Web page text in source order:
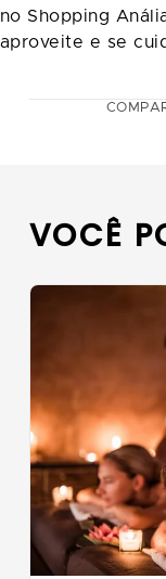
no Shopping
aproveite e se
VOCÊ